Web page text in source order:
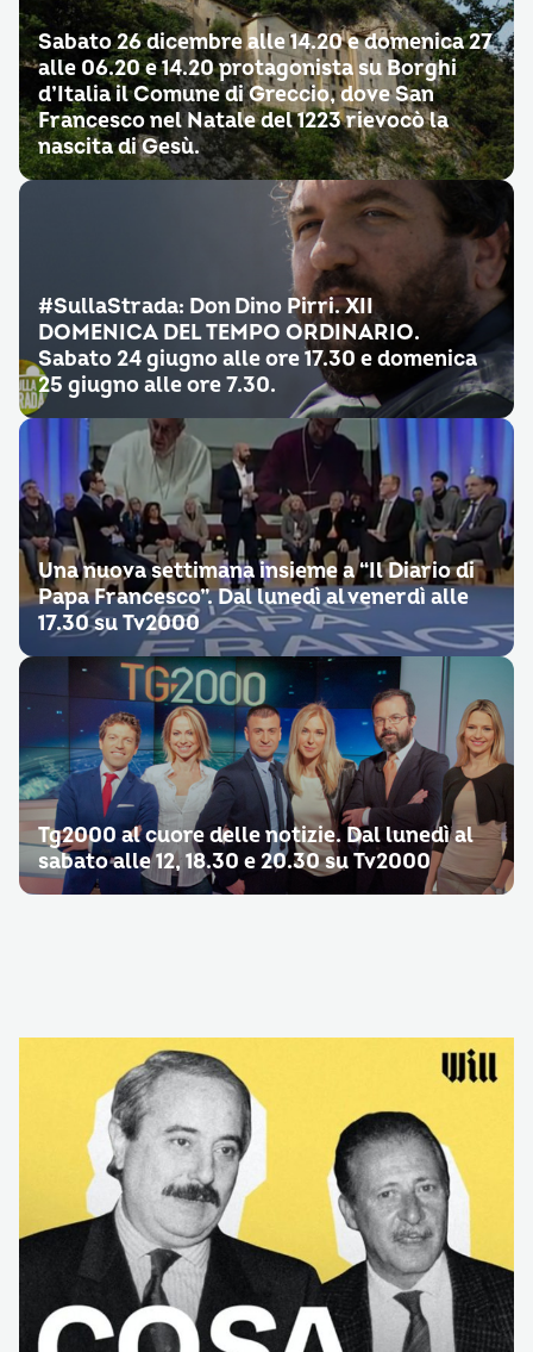
Sabato 26 dicembre alle 14.20 e domenica 27
alle 06.20 e 14.20 protagonista su Borghi
d’Italia il Comune di Greccio, dove San
Francesco nel Natale del 1223 rievocò la
nascita di Gesù.
#SullaStrada: Don Dino Pirri. XII
DOMENICA DEL TEMPO ORDINARIO.
Sabato 24 giugno alle ore 17.30 e domenica
25 giugno alle ore 7.30.
Una nuova settimana insieme a “Il Diario di
Papa Francesco”. Dal lunedì al venerdì alle
17.30 su Tv2000
Tg2000 al cuore delle notizie. Dal lunedì al
sabato alle 12, 18.30 e 20.30 su Tv2000